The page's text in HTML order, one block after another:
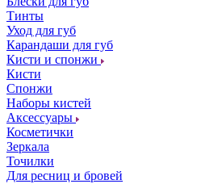
Тинты
Уход для губ
Карандаши для губ
Кисти и спонжи
Кисти
Спонжи
Наборы кистей
Аксессуары
Косметички
Зеркала
Точилки
Для ресниц и бровей